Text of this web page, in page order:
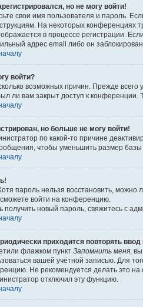
но не могу войти!
свои имя пользователя и пароль.
На некоторых конференциях
в процессе регистрации.
адрес email либо он
войти?
возможных причин. Прежде
ли вам закрыт доступ к
но больше не могу войти!
по какой-то причине
чтобы уменьшить размер базы
пароль нельзя восстановить,
войти на конференцию.
получить новый пароль, свяжитесь с
приходится повторять
флажком пункт Запомнить меня ,
вашей учётной записью. Для
Не рекомендуется делать это
отключил эту функцию.